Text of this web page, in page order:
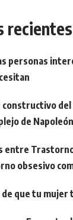
recientes
personas
constructivo del
de Napoleón
entre
obsesivo
de que tu mujer